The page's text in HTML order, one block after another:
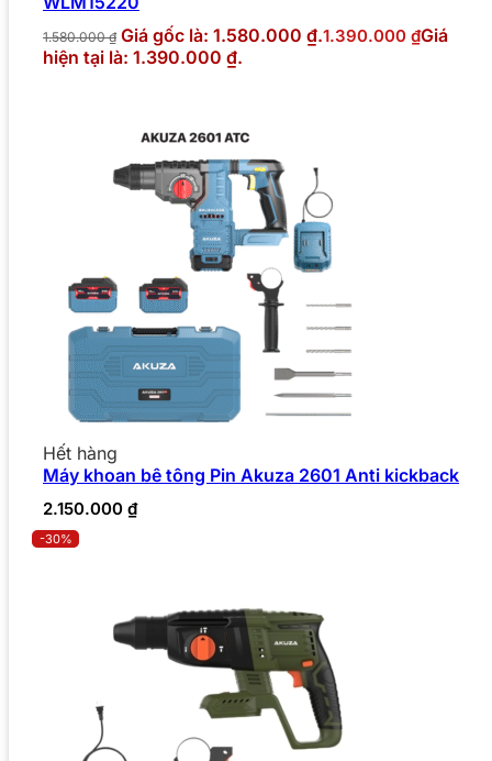
1.580.000₫ Giá gốc là: 1.580.000 ₫.1.390.000 ₫Giá
hiện tại là: 1.390.000 ₫.
Hết hàng
Máy khoan bê tông Pin Akuza 2601 Anti kickback
2.150.000 ₫
-30%